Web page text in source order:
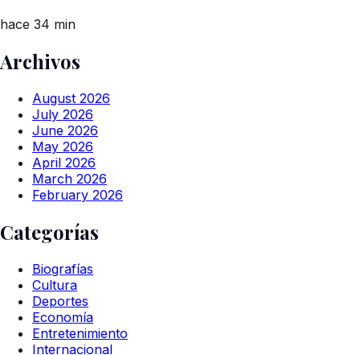
hace 34 min
Archivos
August 2026
July 2026
June 2026
May 2026
April 2026
March 2026
February 2026
Categorías
Biografías
Cultura
Deportes
Economía
Entretenimiento
Internacional